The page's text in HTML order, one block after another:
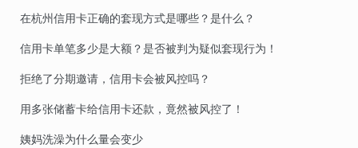
在杭州信用卡正确的套现方式是哪些？是什么？
信用卡单笔多少是大额？是否被判为疑似套现行为！
拒绝了分期邀请，信用卡会被风控吗？
用多张储蓄卡给信用卡还款，竟然被风控了！
姨妈洗澡为什么量会变少